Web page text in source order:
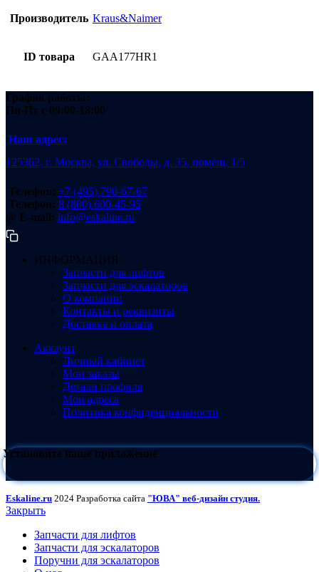
Производитель Kraus&Naimer
ID товара GAA177HR1
График работы:
Пн-Пт с 09:00-18:00
Наш адрес:
125362, г. Москва, ул. Свободы, д. 35, помещ. 1/5
Телефон: +7 (495) 790-67-67
Телефон: 8 (800) 600-45-95
@ E-mail: info@eskaline.ru
ИНФОРМАЦИЯ
Запчасти для лифтов
Запчасти для эскалаторов
О компании
Контакты и реквизиты
Доставка и оплата
Аккаунт
Личный кабинет
Мои заказы
Детали профиля
Мои адреса
Политика конфиденциальности
Установите наше приложение
Eskaline.ru 2024 Разработка сайта "ЮВА" веб-дизайн студия.
Закрыть
Запчасти для лифтов
Запчасти для эскалаторов
Поручни для эскалаторов